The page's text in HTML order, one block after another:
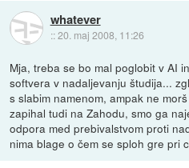
whatever
::20. maj 2008, 11:26
Mja, treba se bo mal poglobit v AI
softvera v nadaljevanju študija...
s slabim namenom, ampak ne
zapihal tudi na Zahodu, smo ga
odpora med prebivalstvom proti
nima blage o čem se sploh gre pri